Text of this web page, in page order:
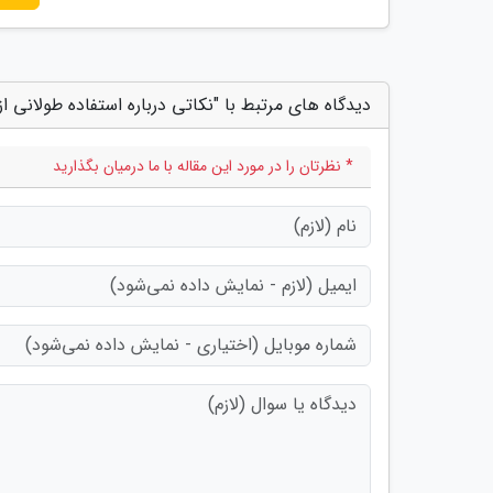
دیدگاه های مرتبط با "نکاتی درباره استفاده
* نظرتان را در مورد این مقاله با ما درمیان بگذارید